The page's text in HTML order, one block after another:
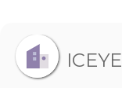
ICEYE